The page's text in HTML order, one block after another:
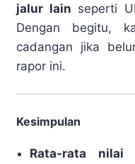
jalur lain seperti
Dengan begitu,
cadangan jika
rapor ini.
Kesimpulan
Rata-rata nilai